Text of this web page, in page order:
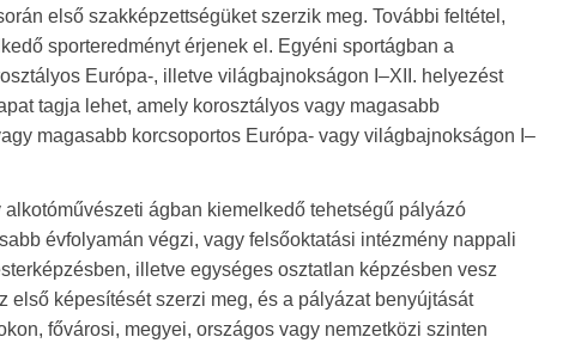
első szakképzettségüket szerzik meg. További feltétel,
sporteredményt érjenek el. Egyéni sportágban a
Európa-, illetve világbajnokságon I–XII. helyezést
tagja lehet, amely korosztályos vagy magasabb
magasabb korcsoportos Európa- vagy világbajnokságon I–
ágban kiemelkedő tehetségű pályázó
évfolyamán végzi, vagy felsőoktatási intézmény nappali
illetve egységes osztatlan képzésben vesz
első képesítését szerzi meg, és a pályázat benyújtását
fővárosi, megyei, országos vagy nemzetközi szinten